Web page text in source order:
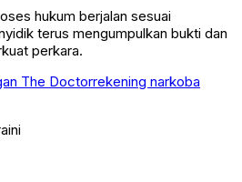
hukum berjalan sesuai
terus mengumpulkan bukti dan
perkara.
The Doctorrekening narkoba